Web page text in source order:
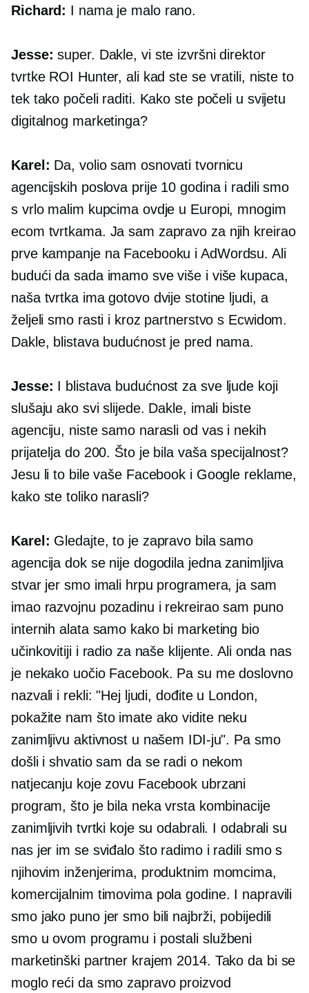
Richard: I nama je malo rano.
Jesse: super. Dakle, vi ste izvršni direktor
tvrtke ROI Hunter, ali kad ste se vratili, niste to
tek tako počeli raditi. Kako ste počeli u svijetu
digitalnog marketinga?
Karel: Da, volio sam osnovati tvornicu
agencijskih poslova prije 10 godina i radili smo
s vrlo malim kupcima ovdje u Europi, mnogim
ecom tvrtkama. Ja sam zapravo za njih kreirao
prve kampanje na Facebooku i AdWordsu. Ali
budući da sada imamo sve više i više kupaca,
naša tvrtka ima gotovo dvije stotine ljudi, a
željeli smo rasti i kroz partnerstvo s Ecwidom.
Dakle, blistava budućnost je pred nama.
Jesse: I blistava budućnost za sve ljude koji
slušaju ako svi slijede. Dakle, imali biste
agenciju, niste samo narasli od vas i nekih
prijatelja do 200. Što je bila vaša specijalnost?
Jesu li to bile vaše Facebook i Google reklame,
kako ste toliko narasli?
Karel: Gledajte, to je zapravo bila samo
agencija dok se nije dogodila jedna zanimljiva
stvar jer smo imali hrpu programera, ja sam
imao razvojnu pozadinu i rekreirao sam puno
internih alata samo kako bi marketing bio
učinkovitiji i radio za naše klijente. Ali onda nas
je nekako uočio Facebook. Pa su me doslovno
nazvali i rekli: "Hej ljudi, dođite u London,
pokažite nam što imate ako vidite neku
zanimljivu aktivnost u našem IDI-ju". Pa smo
došli i shvatio sam da se radi o nekom
natjecanju koje zovu Facebook ubrzani
program, što je bila neka vrsta kombinacije
zanimljivih tvrtki koje su odabrali. I odabrali su
nas jer im se sviđalo što radimo i radili smo s
njihovim inženjerima, produktnim momcima,
komercijalnim timovima pola godine. I napravili
smo jako puno jer smo bili najbrži, pobijedili
smo u ovom programu i postali službeni
marketinški partner krajem 2014. Tako da bi se
moglo reći da smo zapravo proizvod